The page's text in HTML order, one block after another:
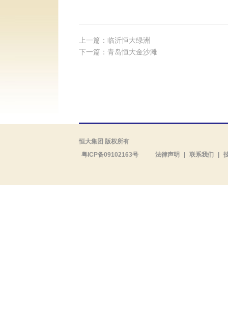
上一篇：临沂恒大绿洲
下一篇：青岛恒大金沙滩
恒大集团 版权所有
粤ICP备09102163号
法律声明 联系我们